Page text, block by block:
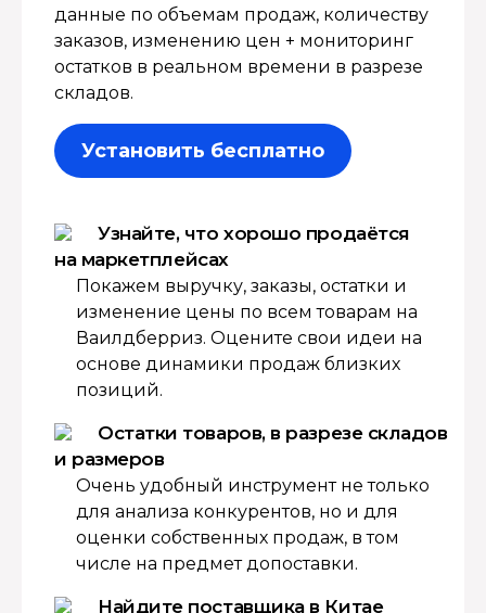
данные по объемам продаж, количеству
заказов, изменению цен + мониторинг
остатков в реальном времени в разрезе
складов.
Установить бесплатно
Узнайте, что хорошо продаётся
на маркетплейсах
Покажем выручку, заказы, остатки и
изменение цены по всем товарам на
Ваилдберриз. Оцените свои идеи на
основе динамики продаж близких
позиций.
Остатки товаров, в разрезе складов
и размеров
Очень удобный инструмент не только
для анализа конкурентов, но и для
оценки собственных продаж, в том
числе на предмет допоставки.
Найдите поставщика в Китае